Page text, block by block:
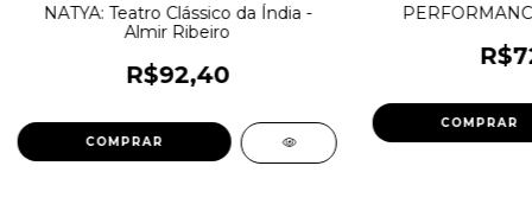
NATYA: Teatro Clássico da Índia -
Almir Ribeiro
R$92,40